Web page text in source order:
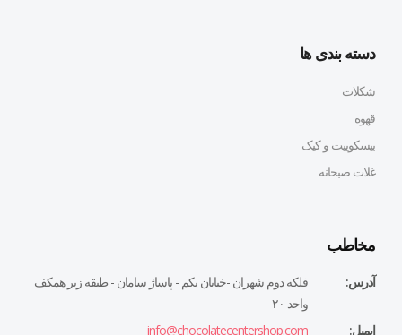
دسته بندی ها
شکلات
قهوه
بیسکوییت و کیک
غلات صبحانه
مخاطب
آدرس:
فلكه دوم شهران -خيابان يكم - پاساژ سامان - طبقه زير همكف
واحد ٢٠
ایمیل:
info@chocolatecentershop.com